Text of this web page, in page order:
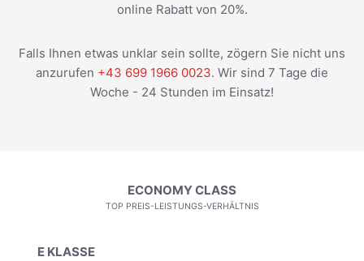
online Rabatt von 20%.
Falls Ihnen etwas unklar sein sollte, zögern Sie nicht uns
anzurufen +43 699 1966 0023. Wir sind 7 Tage die
Woche - 24 Stunden im Einsatz!
ECONOMY CLASS
TOP PREIS-LEISTUNGS-VERHÄLTNIS
E KLASSE